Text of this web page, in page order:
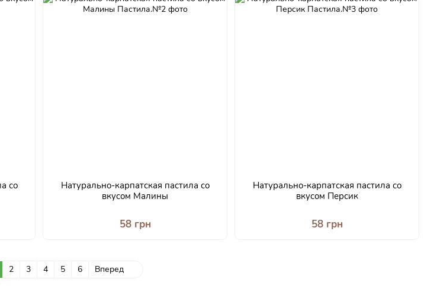
со
Натурально-карпатская пастила со
вкусом Малины
58 грн
Натурально-карпатская пастила со
вкусом Персик
58 грн
2 3 4 5 6 Вперед